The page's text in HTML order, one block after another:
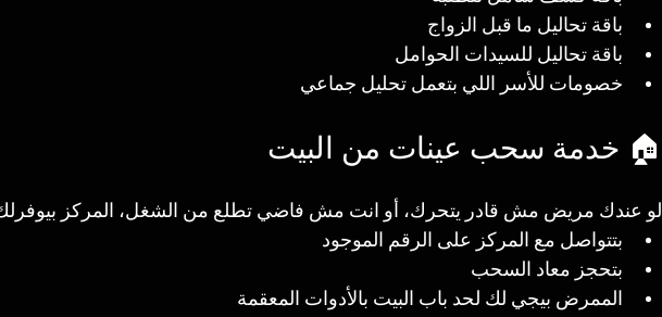
باقة تحاليل ما قبل الزواج
باقة تحاليل للسيدات الحوامل
خصومات للأسر اللي بتعمل تحليل جماعي
🏠 خدمة سحب عينات من البيت
لو عندك مريض مش قادر يتحرك، أو انت مش فاضي تطلع من الشغل، المركز
بتتواصل مع المركز على الرقم الموجود
بتحجز معاد السحب
الممرض بيجي لك لحد باب البيت بالأدوات المعقمة